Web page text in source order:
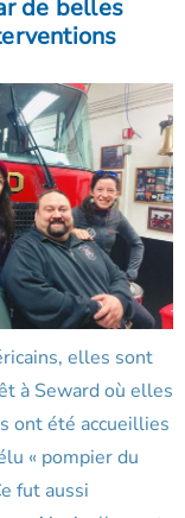
de belles
elles sont
à Seward où elles
ont été accueillies
« pompier du
fut aussi